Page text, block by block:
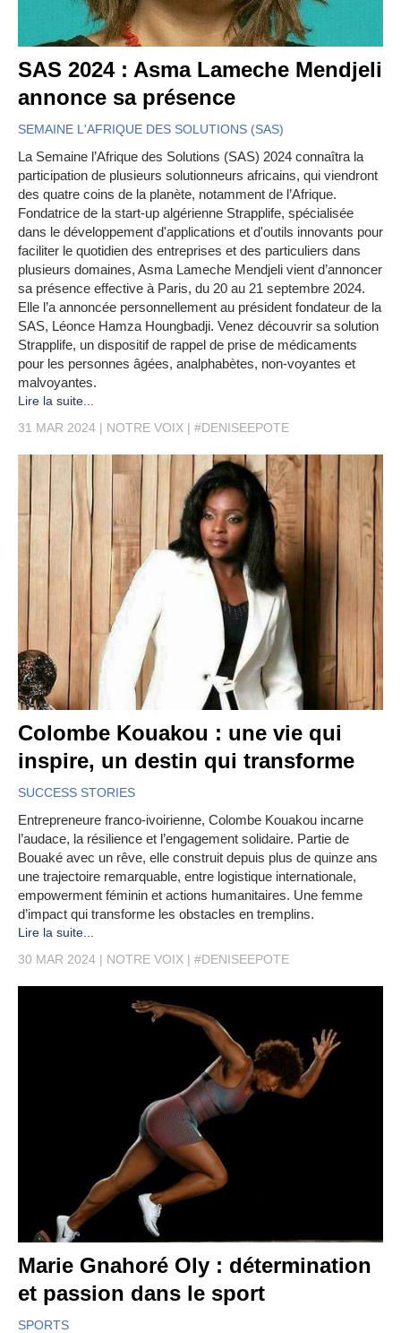
SAS 2024 : Asma Lameche Mendjeli
annonce sa présence
SEMAINE L'AFRIQUE DES SOLUTIONS (SAS)
La Semaine l’Afrique des Solutions (SAS) 2024 connaîtra la
participation de plusieurs solutionneurs africains, qui viendront
des quatre coins de la planète, notamment de l’Afrique.
Fondatrice de la start-up algérienne Strapplife, spécialisée
dans le développement d'applications et d'outils innovants pour
faciliter le quotidien des entreprises et des particuliers dans
plusieurs domaines, Asma Lameche Mendjeli vient d’annoncer
sa présence effective à Paris, du 20 au 21 septembre 2024.
Elle l’a annoncée personnellement au président fondateur de la
SAS, Léonce Hamza Houngbadji. Venez découvrir sa solution
Strapplife, un dispositif de rappel de prise de médicaments
pour les personnes âgées, analphabètes, non-voyantes et
malvoyantes.
Lire la suite...
31 MAR 2024
NOTRE VOIX #DENISEEPOTE
Colombe Kouakou : une vie qui
inspire, un destin qui transforme
SUCCESS STORIES
Entrepreneure franco-ivoirienne, Colombe Kouakou incarne
l’audace, la résilience et l’engagement solidaire. Partie de
Bouaké avec un rêve, elle construit depuis plus de quinze ans
une trajectoire remarquable, entre logistique internationale,
empowerment féminin et actions humanitaires. Une femme
d’impact qui transforme les obstacles en tremplins.
Lire la suite...
30 MAR 2024
NOTRE VOIX #DENISEEPOTE
Marie Gnahoré Oly : détermination
et passion dans le sport
SPORTS